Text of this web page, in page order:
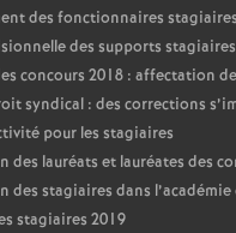
des fonctionnaires stagiaires
des supports stagiaires
concours 2018 : affectation
syndical : des corrections
pour les stagiaires
des lauréats et lauréates des
des stagiaires dans l’académie
stagiaires 2019